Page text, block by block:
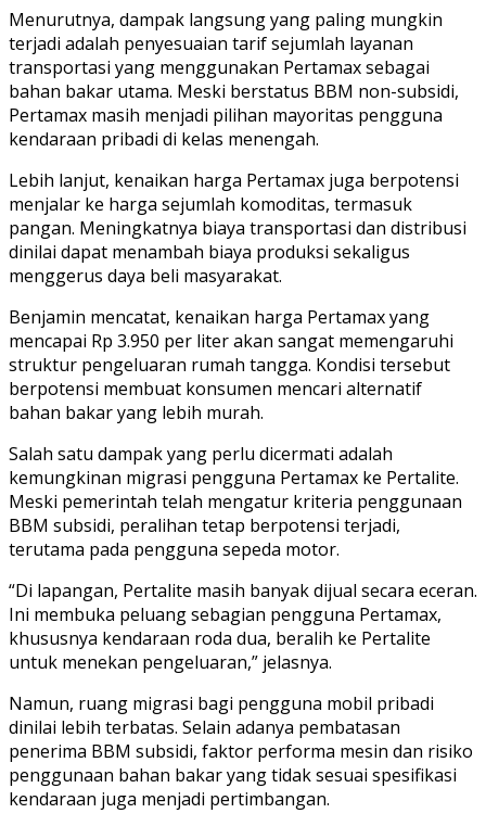
Menurutnya, dampak langsung yang paling mungkin
terjadi adalah penyesuaian tarif sejumlah layanan
transportasi yang menggunakan Pertamax sebagai
bahan bakar utama. Meski berstatus BBM non-subsidi,
Pertamax masih menjadi pilihan mayoritas pengguna
kendaraan pribadi di kelas menengah.
Lebih lanjut, kenaikan harga Pertamax juga berpotensi
menjalar ke harga sejumlah komoditas, termasuk
pangan. Meningkatnya biaya transportasi dan distribusi
dinilai dapat menambah biaya produksi sekaligus
menggerus daya beli masyarakat.
Benjamin mencatat, kenaikan harga Pertamax yang
mencapai Rp 3.950 per liter akan sangat memengaruhi
struktur pengeluaran rumah tangga. Kondisi tersebut
berpotensi membuat konsumen mencari alternatif
bahan bakar yang lebih murah.
Salah satu dampak yang perlu dicermati adalah
kemungkinan migrasi pengguna Pertamax ke Pertalite.
Meski pemerintah telah mengatur kriteria penggunaan
BBM subsidi, peralihan tetap berpotensi terjadi,
terutama pada pengguna sepeda motor.
“Di lapangan, Pertalite masih banyak dijual secara eceran.
Ini membuka peluang sebagian pengguna Pertamax,
khususnya kendaraan roda dua, beralih ke Pertalite
untuk menekan pengeluaran,” jelasnya.
Namun, ruang migrasi bagi pengguna mobil pribadi
dinilai lebih terbatas. Selain adanya pembatasan
penerima BBM subsidi, faktor performa mesin dan risiko
penggunaan bahan bakar yang tidak sesuai spesifikasi
kendaraan juga menjadi pertimbangan.